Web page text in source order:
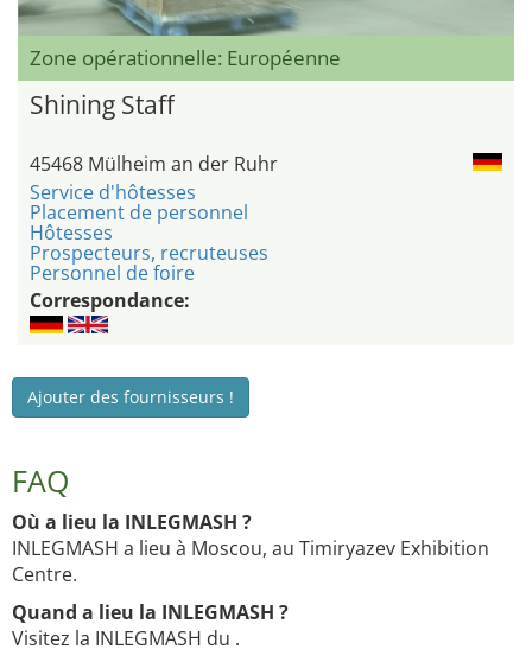
Zone opérationnelle: Européenne
Shining Staff
45468 Mülheim an der Ruhr
Service d'hôtesses
Placement de personnel
Hôtesses
Prospecteurs, recruteuses
Personnel de foire
Correspondance:
Ajouter des fournisseurs !
FAQ
Où a lieu la INLEGMASH ?
INLEGMASH a lieu à Moscou, au Timiryazev Exhibition
Centre.
Quand a lieu la INLEGMASH ?
Visitez la INLEGMASH du .